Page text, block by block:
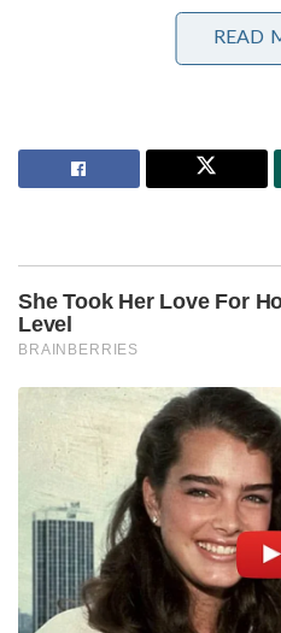
അമേരിക്ക ജപ്പാനെ
അന്ന് ഫ്രാൻസ്
ആത്മ നിർഭർ സമുദ്ര
കപ്പൽ കമ്മീഷൻ ചെയ്ത്
എന്നാൽ…’ ഉപാധികള്‍
സൈന്യം, നിഷ്കരുണം
ചൈനയോടുള്ള എതിര്‍പ്പ്
ഗീഗോ ഗാര്‍ഷ്യ ദ്വീപിലെ
കൂടുതല്‍
വ്യൂഹത്താല്‍ വളയാനുളള
ചൈനയെടുക്കുമെന്ന് മുന്നേ
READ